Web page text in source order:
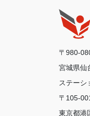
〒980-
宮城県仙
ステーシ
〒105-
東京都港